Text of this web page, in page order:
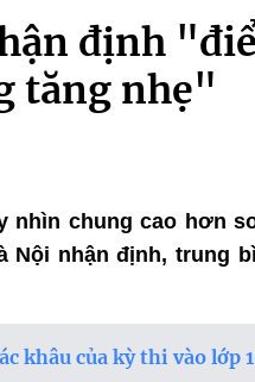
định
tăng nhẹ"
nhìn chung cao hơn
Nội nhận định, trung
khâu của kỳ thi vào lớp